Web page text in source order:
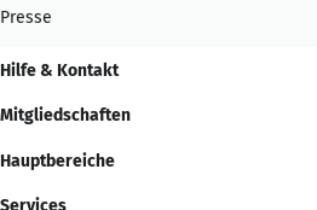
Presse
Hilfe & Kontakt
Mitgliedschaften
Hauptbereiche
Services